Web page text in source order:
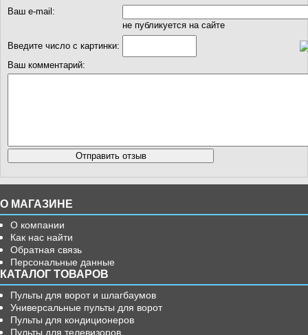
Ваш e-mail:
не публикуется на сайте
Введите число с картинки:
Ваш комментарий:
О МАГАЗИНЕ
О компании
Как нас найти
Обратная связь
Персональные данные
КАТАЛОГ ТОВАРОВ
Пульты для ворот и шлагбаумов
Универсальные пульты для ворот
Пульты для кондиционеров
Пульты для телевизоров